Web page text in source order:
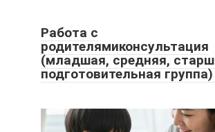
Работа с
родителямиконсультация
(младшая, средняя,
подготовительная